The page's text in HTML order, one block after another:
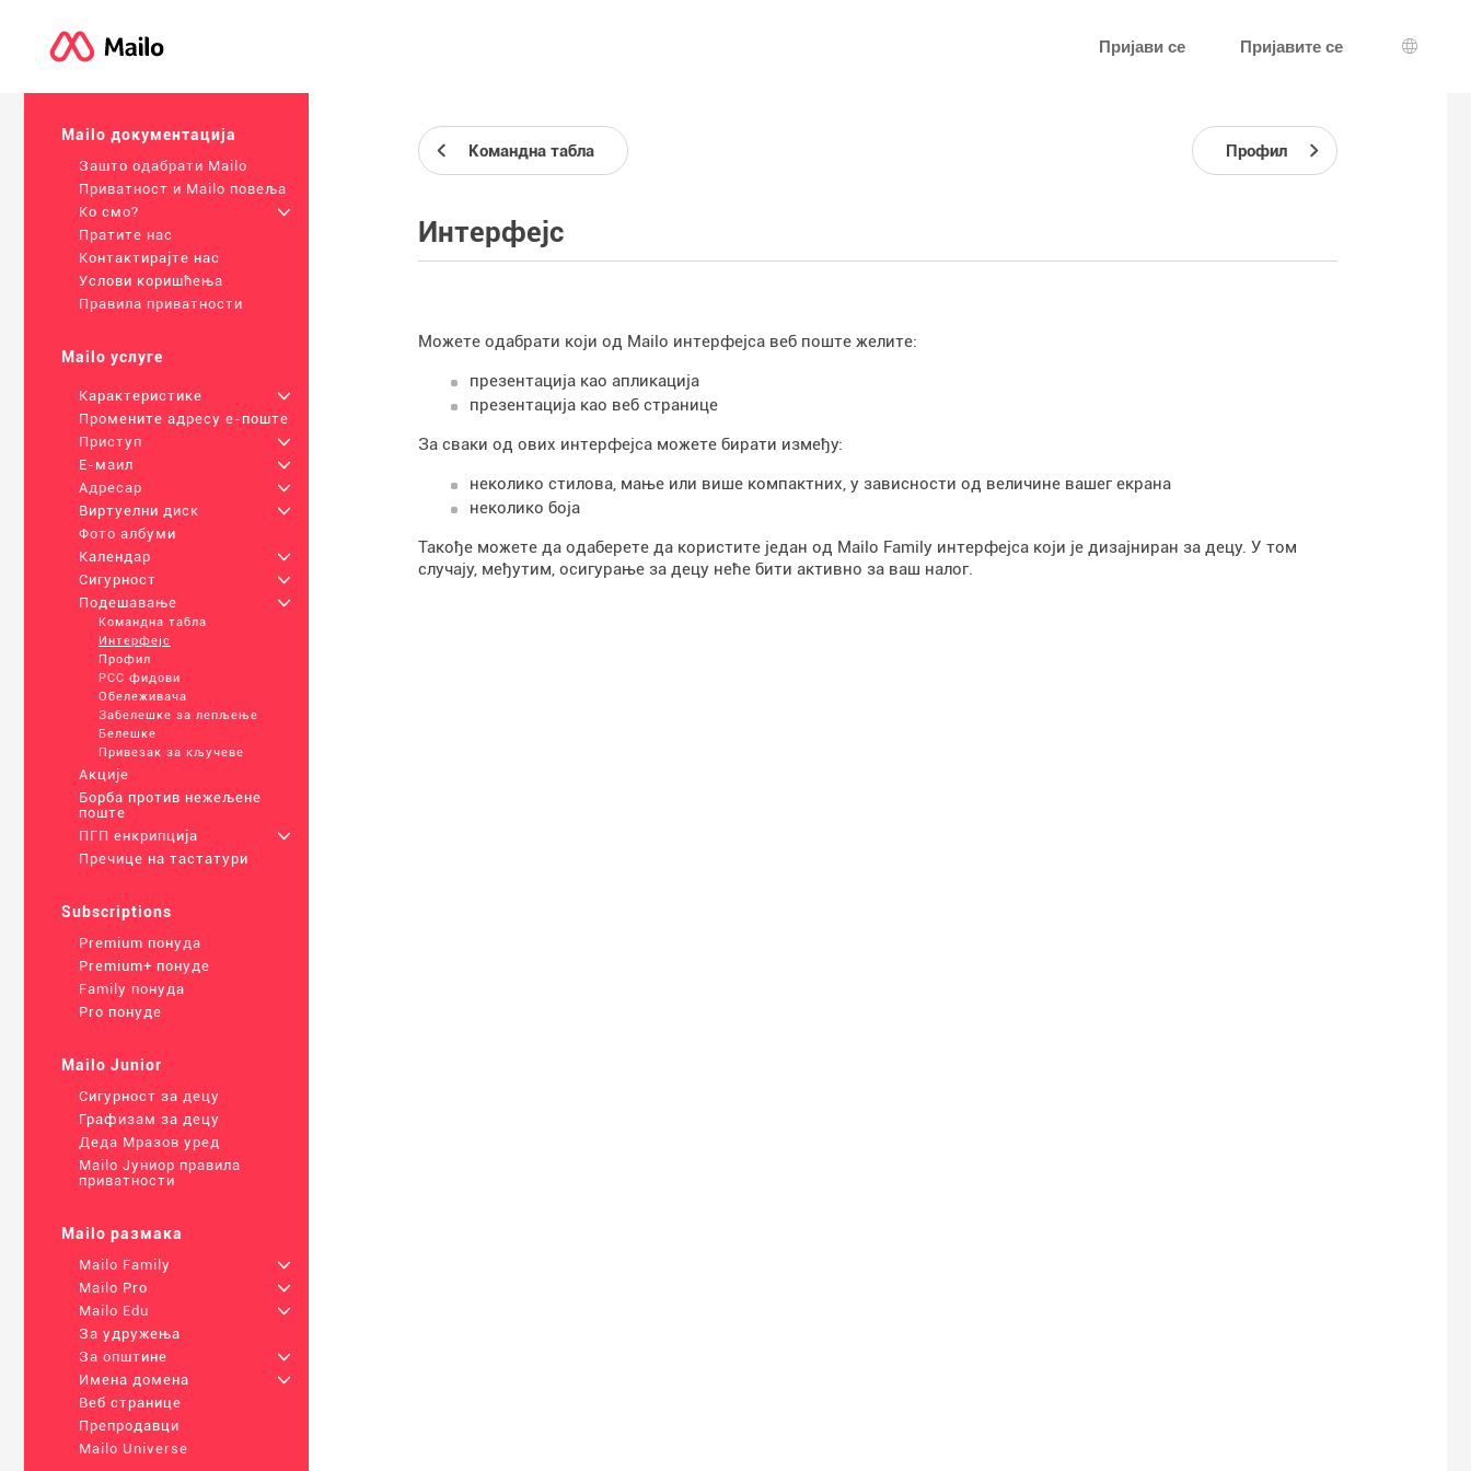
Пријави се Пријавите се
Избор
Mailo документација
Зашто одабрати Mailo
Приватност и Mailo повеља
Ко смо?
+
Пратите нас
Контактирајте нас
Услови коришћења
Правила приватности
Mailo услуге
Карактеристике
+
Промените адресу е-поште
Приступ
+
Е-маил
+
Адресар
+
Виртуелни диск
+
Фото албуми
Календар
+
Сигурност
+
Подешавање
+
Командна табла
Интерфејс
Профил
РСС фидови
Обележивача
Забелешке за лепљење
Белешке
Привезак за кључеве
Акције
Борба против нежељене
поште
ПГП енкрипција
+
Пречице на тастатури
Subscriptions
Premium понуда
Premium+ понуде
Family понуда
Pro понуде
Mailo Junior
Сигурност за децу
Графизам за децу
Деда Мразов уред
Mailo Јуниор правила
приватности
Mailo размака
Mailo Family
+
Mailo Pro
+
Mailo Edu
+
За удружења
За општине
+
Имена домена
+
Веб странице
Препродавци
Mailo Universe
Командна табла Профил
Интерфејс
Можете одабрати који од Mailo интерфејса веб поште желите:
презентација као апликација
презентација као веб странице
За сваки од ових интерфејса можете бирати између:
неколико стилова, мање или више компактних, у зависности од величине вашег екрана
неколико боја
Такође можете да одаберете да користите један од Mailo Family интерфејса који је дизајниран за децу. У том
случају, међутим, осигурање за децу неће бити активно за ваш налог.